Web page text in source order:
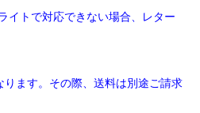
イトで対応できない場合、レター
ます。その際、送料は別途ご請求